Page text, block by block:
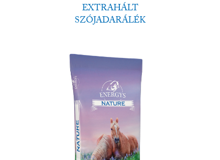
EXTRAHÁLT
SZÓJADARÁLÉK